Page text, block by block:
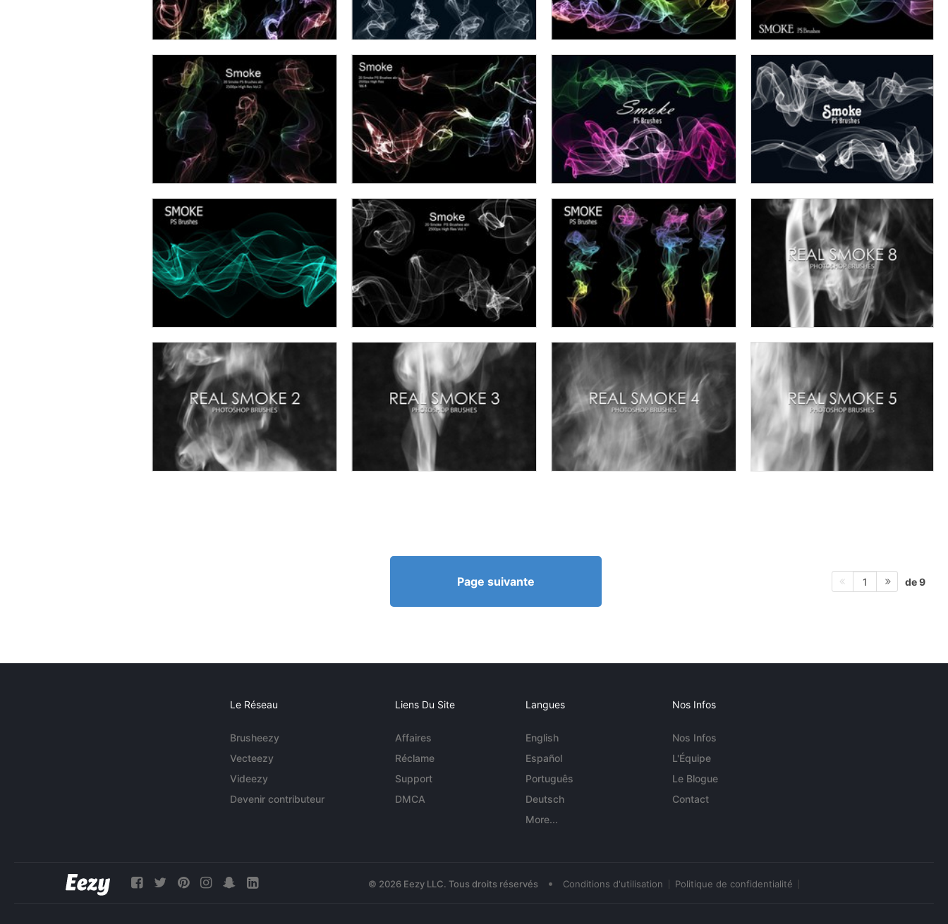
Page suivante 1 de 9
Le Réseau
Brusheezy
Vecteezy
Videezy
Devenir contributeur
Liens Du Site
Affaires
Réclame
Support
DMCA
Langues
English
Español
Português
Deutsch
More...
Nos Infos
Nos Infos
L'Équipe
Le Blogue
Contact
© 2026 Eezy LLC. Tous droits réservés • Conditions d'utilisation Politique de confidentialité